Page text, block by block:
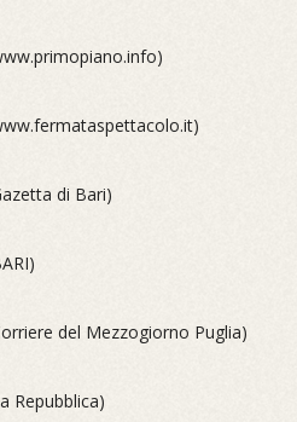
di Bari)
del Mezzogiorno Puglia)
Repubblica)